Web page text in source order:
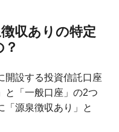
収ありの特定
開設する投資信託口座
と「一般口座」の2つ
「源泉徴収あり」と